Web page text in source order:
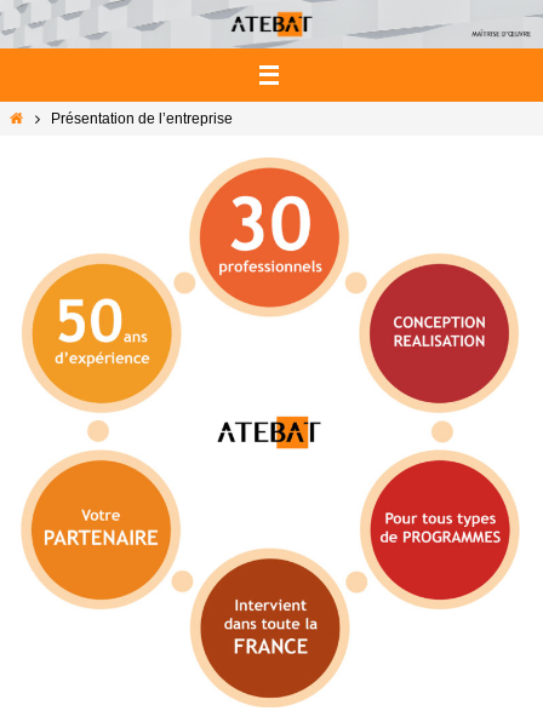
Passer
vers
le
HomePrésentation de l’entreprise